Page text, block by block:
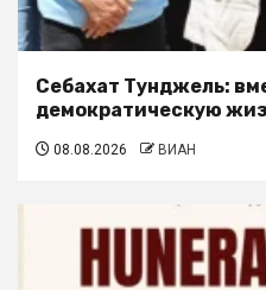
Себахат Тунджель:
демократическую
08.08.2026 ВИАН